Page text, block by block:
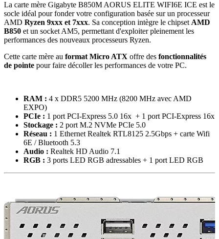
La carte mère Gigabyte B850M AORUS ELITE WIFI6E ICE est le
socle idéal pour fonder votre configuration basée sur un processeur
AMD Ryzen 9xxx et 7xxx. Sa conception intègre le chipset AMD
B850 et un socket AM5, permettant d'exploiter pleinement les
performances des nouveaux processeurs Ryzen.
Cette carte mère au format Micro ATX offre des fonctionnalités
de pointe pour faire décoller les performances de votre PC.
RAM : 4 x DDR5 5200 MHz (8200 MHz avec AMD
EXPO)
PCIe : 1 port PCI-Express 5.0 16x + 1 port PCI-Express 16x
Stockage : 2 port M.2 NVMe PCIe 5.0
Réseau : 1 Ethernet Realtek RTL8125 2.5Gbps + carte Wifi
6E / Bluetooth 5.3
Audio : Realtek HD Audio 7.1
RGB : 3 ports LED RGB adressables + 1 port LED RGB